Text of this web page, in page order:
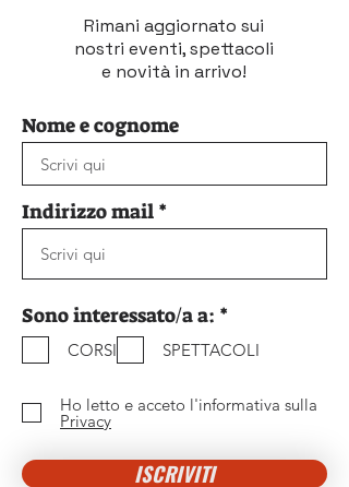
Rimani aggiornato sui
nostri eventi, spettacoli
e novità in arrivo!
Nome e cognome
Indirizzo mail
Sono interessato/a a: *
b
g
CORSI SPETTACOLI
Ho letto e acceto l'informativa sulla
Privacy
ISCRIVITI